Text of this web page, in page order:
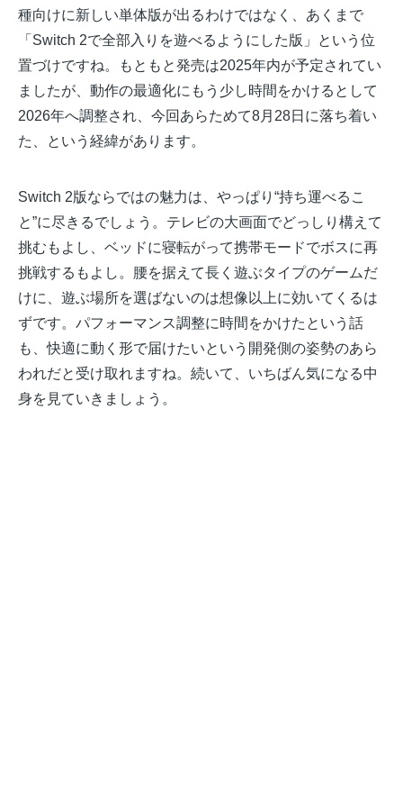
種向けに新しい単体版が出るわけではなく、あくまで
「Switch 2で全部入りを遊べるようにした版」という位
置づけですね。もともと発売は2025年内が予定されてい
ましたが、動作の最適化にもう少し時間をかけるとして
2026年へ調整され、今回あらためて8月28日に落ち着い
た、という経緯があります。
Switch 2版ならではの魅力は、やっぱり“持ち運べるこ
と”に尽きるでしょう。テレビの大画面でどっしり構えて
挑むもよし、ベッドに寝転がって携帯モードでボスに再
挑戦するもよし。腰を据えて長く遊ぶタイプのゲームだ
けに、遊ぶ場所を選ばないのは想像以上に効いてくるは
ずです。パフォーマンス調整に時間をかけたという話
も、快適に動く形で届けたいという開発側の姿勢のあら
われだと受け取れますね。続いて、いちばん気になる中
身を見ていきましょう。